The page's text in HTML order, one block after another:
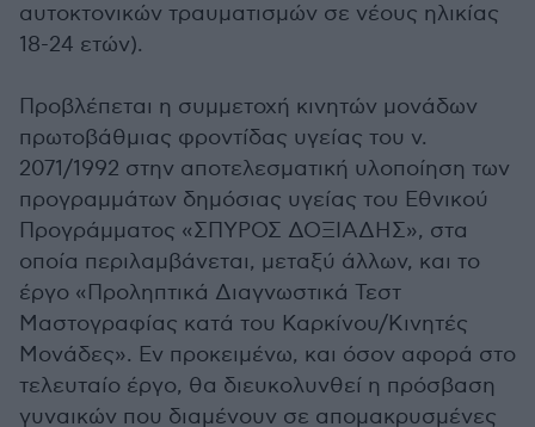
αυτοκτονικών τραυματισμών σε νέους ηλικίας
18-24 ετών).
Προβλέπεται η συμμετοχή κινητών μονάδων
πρωτοβάθμιας φροντίδας υγείας του ν.
2071/1992 στην αποτελεσματική υλοποίηση των
προγραμμάτων δημόσιας υγείας του Εθνικού
Προγράμματος «ΣΠΥΡΟΣ ΔΟΞΙΑΔΗΣ», στα
οποία περιλαμβάνεται, μεταξύ άλλων, και το
έργο «Προληπτικά Διαγνωστικά Τεστ
Μαστογραφίας κατά του Καρκίνου/Κινητές
Μονάδες». Εν προκειμένω, και όσον αφορά στο
τελευταίο έργο, θα διευκολυνθεί η πρόσβαση
γυναικών που διαμένουν σε απομακρυσμένες